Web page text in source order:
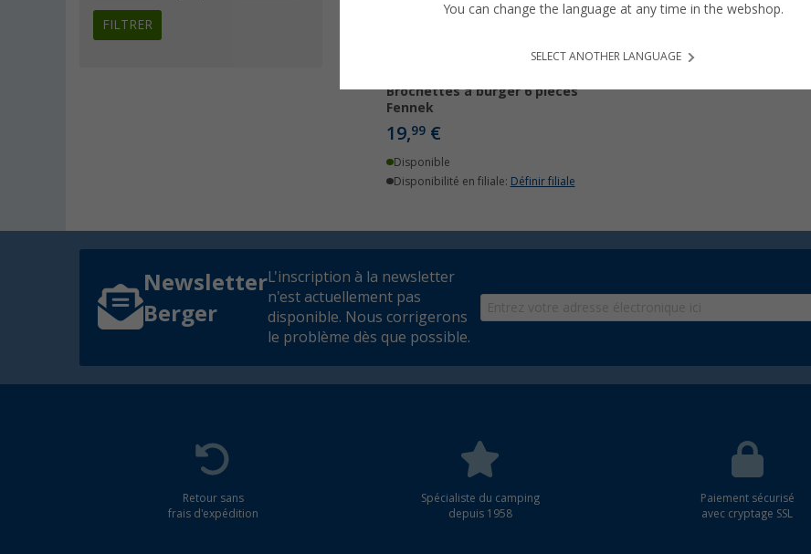
FILTRER
Brochettes à burger 6 pièces
Fennek
19,99 €
Disponible
Disponibilité en filiale: Définir filiale
Newsletter
Berger
L'inscription à la newsletter
n'est actuellement pas
disponible. Nous corrigerons
le problème dès que possible.
Retour sans
frais d'expédition
Spécialiste du camping
depuis 1958
Paiement sécurisé
avec cryptage SSL
You can change the language at any time in the webshop.
SELECT ANOTHER LANGUAGE